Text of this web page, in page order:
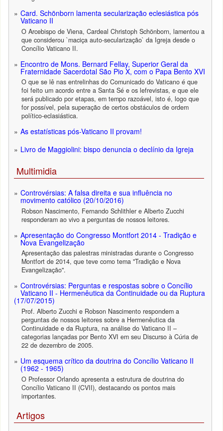
Card. Schönborn lamenta secularização eclesiástica pós
Vaticano II
O Arcebispo de Viena, Cardeal Christoph Schönborn, lamentou a
que considerou `maciça auto-secularização` da Igreja desde o
Concílio Vaticano II.
Encontro de Mons. Bernard Fellay, Superior Geral da
Fraternidade Sacerdotal São Pio X, com o Papa Bento XVI
O que se lê nas entrelinhas do Comunicado do Vaticano é que
foi feito um acordo entre a Santa Sé e os lefrevistas, e que ele
será publicado por etapas, em tempo razoável, isto é, logo que
for possível, pela superação de certos obstáculos de ordem
político-eclasiástica.
As estatísticas pós-Vaticano II provam!
Livro de Maggiolini: bispo denuncia o declínio da Igreja
Multimidia
Controvérsias: A falsa direita e sua influência no
movimento católico (20/10/2016)
Robson Nascimento, Fernando Schlithler e Alberto Zucchi
responderam ao vivo a perguntas de nossos leitores.
Apresentação do Congresso Montfort 2014 - Tradição e
Nova Evangelização
Apresentação das palestras ministradas durante o Congresso
Montfort de 2014, que teve como tema "Tradição e Nova
Evangelização".
Controvérsias: Perguntas e respostas sobre o Concílio
Vaticano II - Hermenêutica da Continuidade ou da Ruptura
(17/07/2015)
Prof. Alberto Zucchi e Robson Nascimento respondem a
perguntas de nossos leitores sobre a Hermenêutica da
Continuidade e da Ruptura, na análise do Vaticano II –
categorias lançadas por Bento XVI em seu Discurso à Cúria de
22 de dezembro de 2005.
Um esquema crítico da doutrina do Concílio Vaticano II
(1962 - 1965)
O Professor Orlando apresenta a estrutura de doutrina do
Concílio Vaticano II (CVII), destacando os pontos mais
importantes.
Artigos